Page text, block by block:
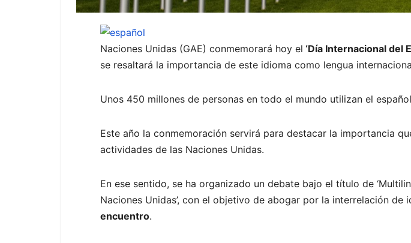
Naciones Unidas (GAE) conmemorará hoy el ‘Día Internacional del
se resaltará la importancia de este idioma como lengua
Unos 450 millones de personas en todo el mundo utilizan el
Este año la conmemoración servirá para destacar la importancia
actividades de las Naciones Unidas.
En ese sentido, se ha organizado un debate bajo el título de
Naciones Unidas’, con el objetivo de abogar por la interrelación
encuentro.